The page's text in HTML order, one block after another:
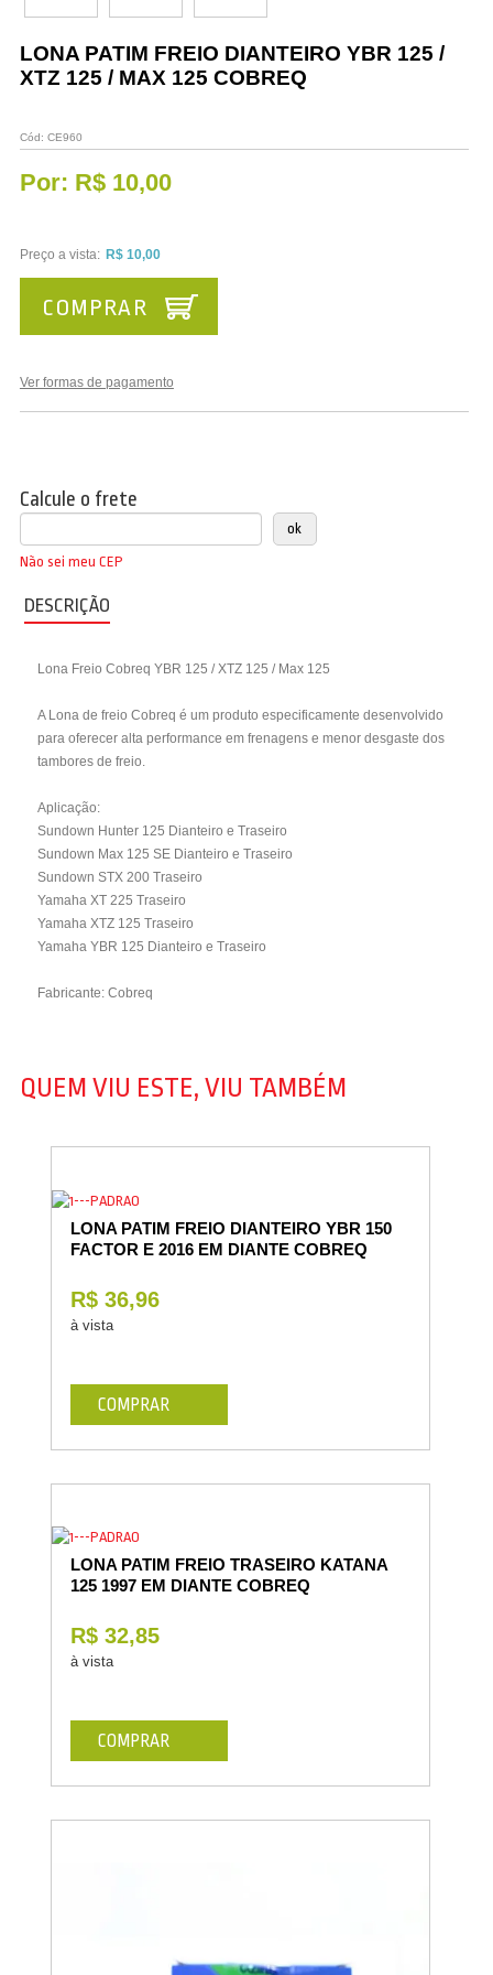
Vestuário
Promoções
LONA PATIM FREIO DIANTEIRO YBR 125 /
XTZ 125 / MAX 125 COBREQ
Cód: CE960
Por: R$ 10,00
Preço a vista: R$ 10,00
Ver formas de pagamento
COMPRAR
Calcule o frete
Não sei meu CEP
DESCRIÇÃO
Lona Freio Cobreq YBR 125 / XTZ 125 / Max 125
A Lona de freio Cobreq é um produto especificamente desenvolvido
para oferecer alta performance em frenagens e menor desgaste dos
tambores de freio.
Aplicação:
Sundown Hunter 125 Dianteiro e Traseiro
Sundown Max 125 SE Dianteiro e Traseiro
Sundown STX 200 Traseiro
Yamaha XT 225 Traseiro
Yamaha XTZ 125 Traseiro
Yamaha YBR 125 Dianteiro e Traseiro
Fabricante: Cobreq
QUEM VIU ESTE, VIU TAMBÉM
LONA PATIM FREIO DIANTEIRO YBR 150
FACTOR E 2016 EM DIANTE COBREQ
R$ 36,96
à vista
COMPRAR
LONA PATIM FREIO TRASEIRO KATANA
125 1997 EM DIANTE COBREQ
R$ 32,85
à vista
COMPRAR